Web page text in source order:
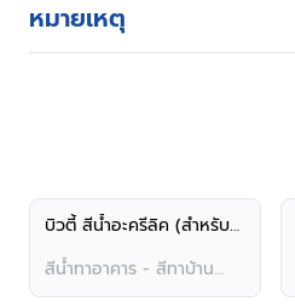
หมายเหตุ
บิวตี้ สีน้ำอะครีลิค (สำหรับภายนอก)
สีน้ำทาอาคาร - สีทาบ้าน
ภายนอก